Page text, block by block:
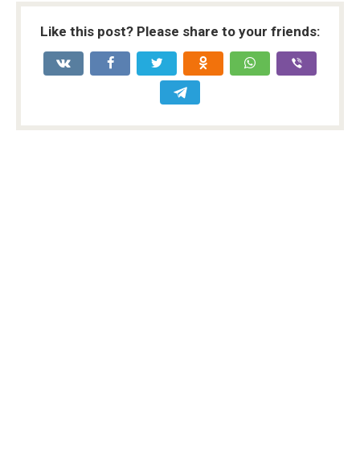
Like this post? Please share to your friends: